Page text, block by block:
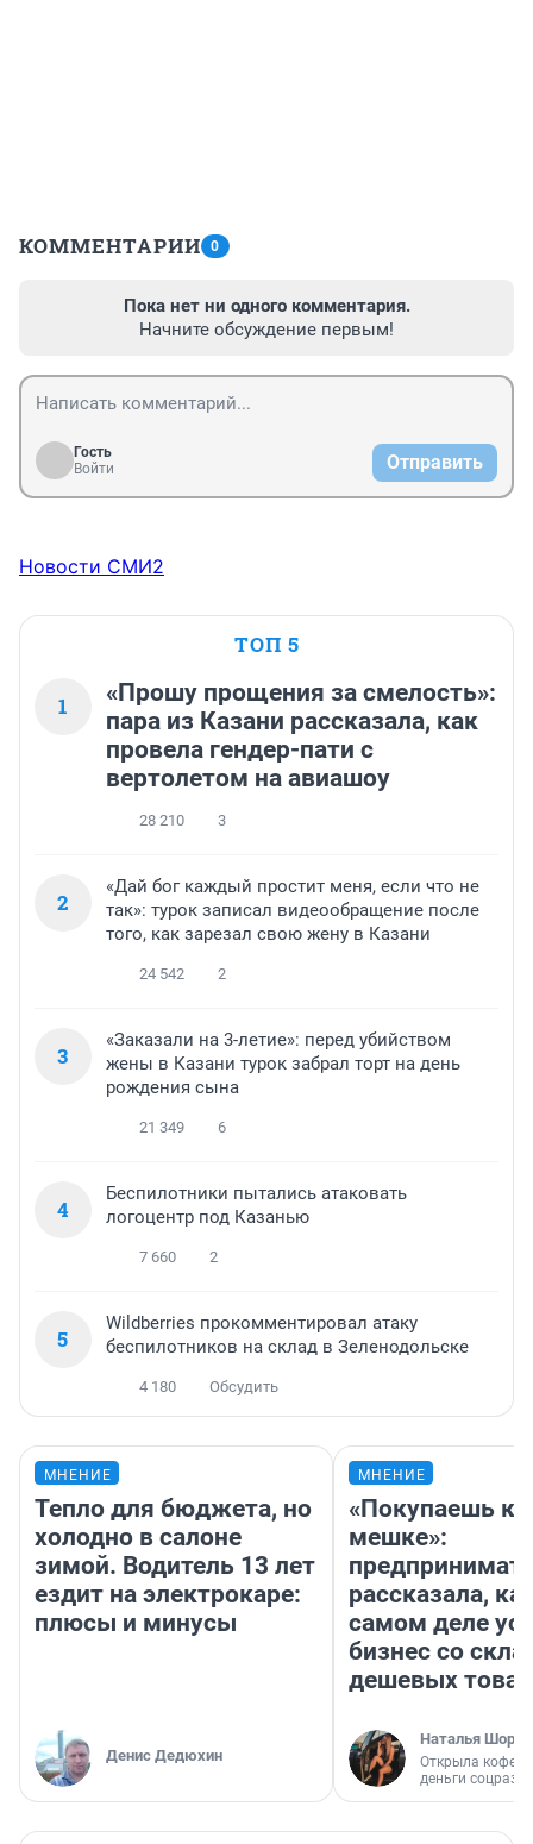
КОММЕНТАРИИ 0
Пока нет ни одного комментария.
Начните обсуждение первым!
Гость
Войти
Отправить
Новости СМИ2
ТОП 5
1
«Прошу прощения за смелость»:
пара из Казани рассказала, как
провела гендер-пати с
вертолетом на авиашоу
28 210 3
2
«Дай бог каждый простит меня, если что не
так»: турок записал видеообращение после
того, как зарезал свою жену в Казани
24 542 2
3
«Заказали на 3-летие»: перед убийством
жены в Казани турок забрал торт на день
рождения сына
21 349 6
4
Беспилотники пытались атаковать
логоцентр под Казанью
7 660 2
5
Wildberries прокомментировал атаку
беспилотников на склад в Зеленодольске
4 180 Обсудить
МНЕНИЕ
Тепло для бюджета, но
холодно в салоне
зимой. Водитель 13 лет
ездит на электрокаре:
плюсы и минусы
Денис Дедюхин
МНЕНИЕ
«Покупаешь
мешке»:
рассказала,
самом деле
бизнес со
дешевых
Наталья
Открыла
деньги